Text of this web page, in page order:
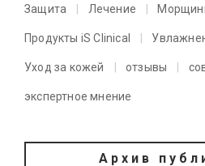
Защита Лечение
Продукты iS Clinical
Уход за кожей отзывы
экспертное мнение
Архив